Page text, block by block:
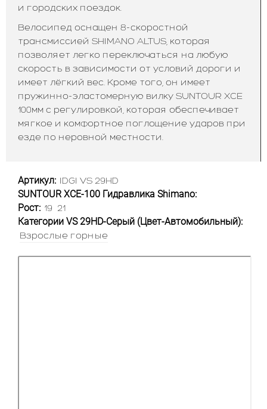
и городских поездок.
Велосипед оснащен 8-скоростной
трансмиссией SHIMANO ALTUS, которая
позволяет легко переключаться на любую
скорость в зависимости от условий дороги и
имеет лёгкий вес. Кроме того, он имеет
пружинно-эластомерную вилку SUNTOUR XCE
100мм с регулировкой, которая обеспечивает
мягкое и комфортное поглощение ударов при
езде по неровной местности.
Артикул: IDGI VS 29HD
SUNTOUR XCE-100 Гидравлика Shimano:
Рост: 19 21
Категории VS 29HD-Серый (Цвет-Автомобильный):
Взрослые горные